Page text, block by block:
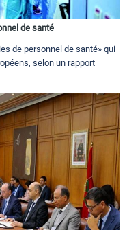
de santé
de personnel de santé» qui
selon un rapport